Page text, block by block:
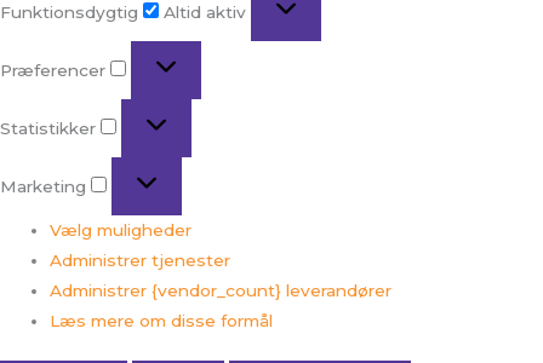
Funktionsdygtig Altid aktiv
Præferencer
Statistikker
Marketing
Vælg muligheder
Administrer tjenester
Administrer {vendor_count} leverandører
Læs mere om disse formål